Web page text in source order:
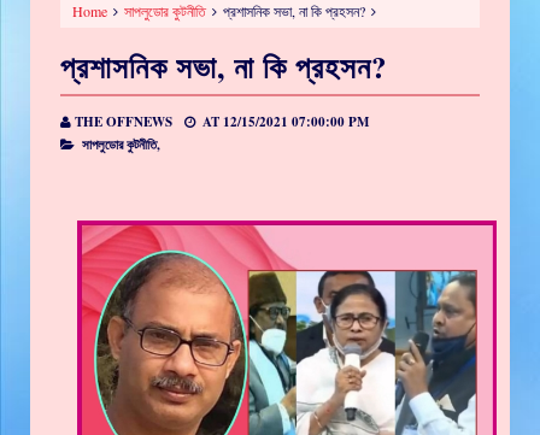
Home সাপলুডোর কুটনীতি প্রশাসনিক সভা, না কি প্রহসন?
প্রশাসনিক সভা, না কি প্রহসন?
THE OFFNEWS AT 12/15/2021 07:00:00 PM
সাপলুডোর কুটনীতি,